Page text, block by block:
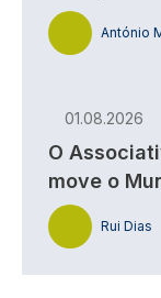
António
01.08.2026
O
move o
Rui Dias